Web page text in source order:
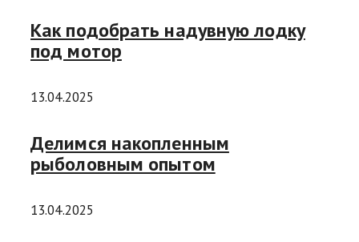
Как подобрать надувную лодку
под мотор
13.04.2025
Делимся накопленным
рыболовным опытом
13.04.2025